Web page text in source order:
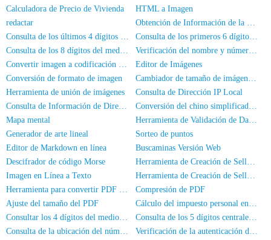
Calculadora de Precio de Vivienda
HTML a Imagen
redactar
Obtención de Información de la Tarjeta de Identidad
Consulta de los últimos 4 dígitos del DNI
Consulta de los primeros 6 dígitos del número de DNI
Consulta de los 8 dígitos del medio del DNI
Verificación del nombre y número de identificación
Convertir imagen a codificación Base64
Editor de Imágenes
Conversión de formato de imagen
Cambiador de tamaño de imágenes en lotes
Herramienta de unión de imágenes
Consulta de Dirección IP Local
Consulta de Información de Dirección IP
Conversión del chino simplificado al chino tradicional
Mapa mental
Herramienta de Validación de Datos JSON
Generador de arte lineal
Sorteo de puntos
Editor de Markdown en línea
Buscaminas Versión Web
Descifrador de código Morse
Herramienta de Creación de Sellos de Nombre Completo
Imagen en Línea a Texto
Herramienta de Creación de Sellos Ovales
Herramienta para convertir PDF a imagen
Compresión de PDF
Ajuste del tamaño del PDF
Cálculo del impuesto personal en línea
Consultar los 4 dígitos del medio del número de teléfono
Consulta de los 5 dígitos centrales de un número de teléfono
Consulta de la ubicación del número de teléfono móvil
Verificación de la autenticación de nombre real del número de móvil